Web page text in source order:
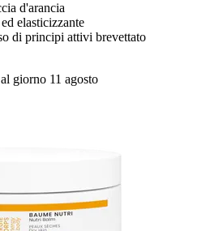
d'arancia
elasticizzante
di principi attivi brevettato
giorno 11 agosto